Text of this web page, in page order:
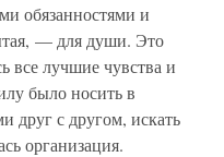
обязанностями и
— для души. Это
все лучшие чувства и
было носить в
друг с другом, искать
организация.